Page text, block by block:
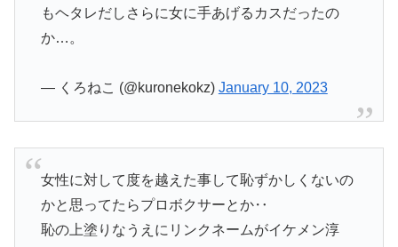
もヘタレだしさらに女に手あげるカスだったの
か…。
— くろねこ (@kuronekokz) January 10, 2023
女性に対して度を越えた事して恥ずかしくないの
かと思ってたらプロボクサーとか‥
恥の上塗りなうえにリンクネームがイケメン淳